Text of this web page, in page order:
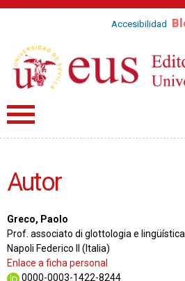
Accesibilidad
Autor
Greco, Paolo
Prof. associato di glottologia e
Napoli Federico II (Italia)
Enlace a ficha personal
0000-0003-1422-8244